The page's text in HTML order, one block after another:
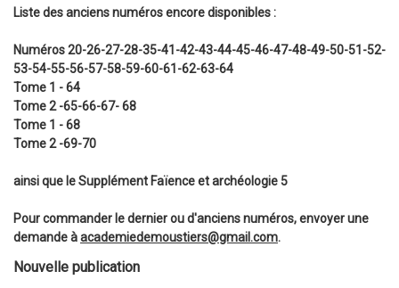
Liste des anciens numéros encore disponibles :
Numéros 20-26-27-28-35-41-42-43-44-45-46-47-48-49-50-51-52-
53-54-55-56-57-58-59-60-61-62-63-64
Tome 1 - 64
Tome 2 -65-66-67- 68
Tome 1 - 68
Tome 2 -69-70
ainsi que le Supplément Faïence et archéologie 5
Pour commander le dernier ou d'anciens numéros, envoyer une
demande àacademiedemoustiers@gmail.com.
Nouvelle publication